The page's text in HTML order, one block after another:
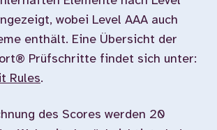
wobei Level AAA auch
enthält. Eine Übersicht der
Prüfschritte findet sich unter:
Rules.
des Scores werden 20